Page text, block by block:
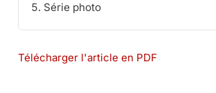
Série photo
Télécharger l'article en PDF